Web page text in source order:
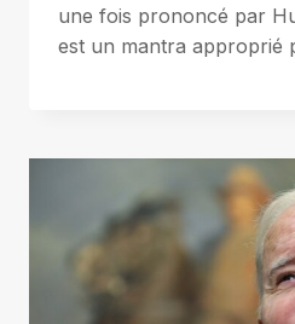
une fois prononcé par
est un mantra approprié